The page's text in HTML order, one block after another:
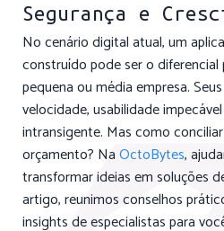
Segurança e
No cenário digital atual, um
construído pode ser o diferencial
pequena ou média empresa.
velocidade, usabilidade
intransigente. Mas como
orçamento? NaOctoBytes,
transformar ideias em soluções
artigo, reunimos conselhos
insights de especialistas para